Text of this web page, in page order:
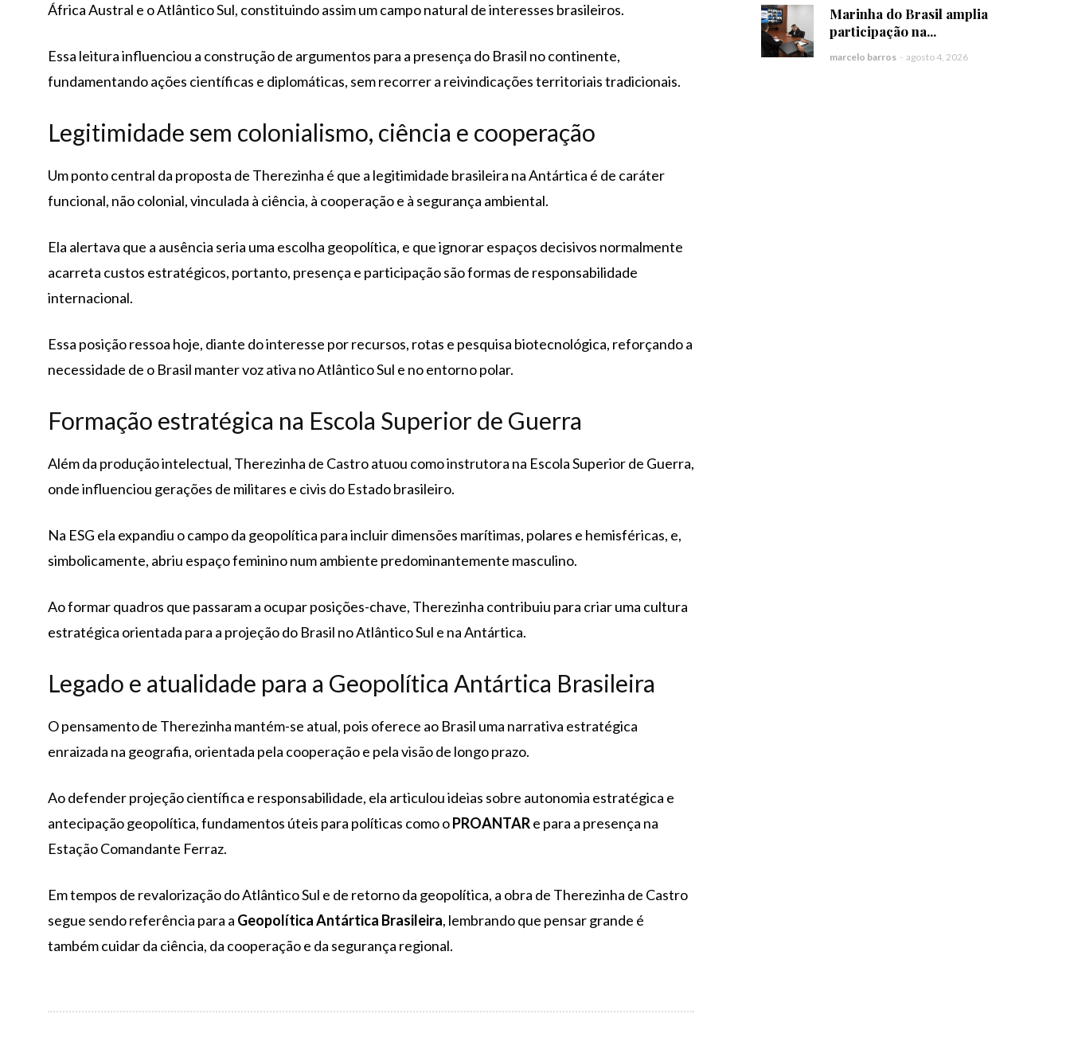
África Austral e o Atlântico Sul, constituindo assim um campo natural de interesses brasileiros.
Essa leitura influenciou a construção de argumentos para a presença do Brasil no continente,
fundamentando ações científicas e diplomáticas, sem recorrer a reivindicações territoriais tradicionais.
Legitimidade sem colonialismo, ciência e cooperação
Um ponto central da proposta de Therezinha é que a legitimidade brasileira na Antártica é de caráter
funcional, não colonial, vinculada à ciência, à cooperação e à segurança ambiental.
Ela alertava que a ausência seria uma escolha geopolítica, e que ignorar espaços decisivos normalmente
acarreta custos estratégicos, portanto, presença e participação são formas de responsabilidade
internacional.
Essa posição ressoa hoje, diante do interesse por recursos, rotas e pesquisa biotecnológica, reforçando a
necessidade de o Brasil manter voz ativa no Atlântico Sul e no entorno polar.
Formação estratégica na Escola Superior de Guerra
Além da produção intelectual, Therezinha de Castro atuou como instrutora na Escola Superior de Guerra,
onde influenciou gerações de militares e civis do Estado brasileiro.
Na ESG ela expandiu o campo da geopolítica para incluir dimensões marítimas, polares e hemisféricas, e,
simbolicamente, abriu espaço feminino num ambiente predominantemente masculino.
Ao formar quadros que passaram a ocupar posições-chave, Therezinha contribuiu para criar uma cultura
estratégica orientada para a projeção do Brasil no Atlântico Sul e na Antártica.
Legado e atualidade para a Geopolítica Antártica Brasileira
O pensamento de Therezinha mantém-se atual, pois oferece ao Brasil uma narrativa estratégica
enraizada na geografia, orientada pela cooperação e pela visão de longo prazo.
Ao defender projeção científica e responsabilidade, ela articulou ideias sobre autonomia estratégica e
antecipação geopolítica, fundamentos úteis para políticas como oPROANTARe para a presença na
Estação Comandante Ferraz.
Em tempos de revalorização do Atlântico Sul e de retorno da geopolítica, a obra de Therezinha de Castro
segue sendo referência para a Geopolítica Antártica Brasileira, lembrando que pensar grande é
também cuidar da ciência, da cooperação e da segurança regional.
Marinha do Brasil amplia
participação na...
marcelo barros - agosto 4, 2026